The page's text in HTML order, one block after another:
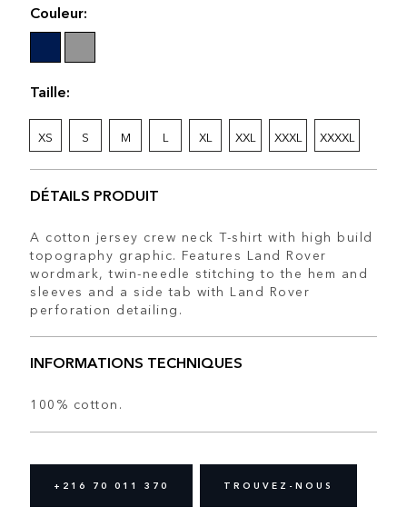
Couleur:
Taille:
XS S M L XL XXL XXXL XXXXL
DÉTAILS PRODUIT
A cotton jersey crew neck T-shirt with high build
topography graphic. Features Land Rover
wordmark, twin-needle stitching to the hem and
sleeves and a side tab with Land Rover
perforation detailing.
INFORMATIONS TECHNIQUES
100% cotton.
+216 70 011 370 TROUVEZ-NOUS